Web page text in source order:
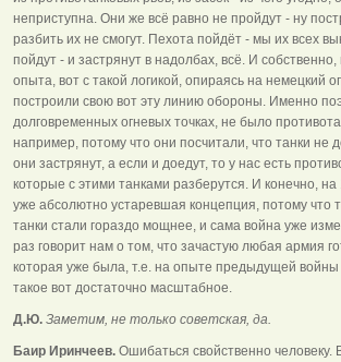
неприступна. Они же всё равно не пройдут - ну
разбить их не смогут. Пехота пойдёт - мы их всех
пойдут - и застрянут в надолбах, всё. И собственно,
опыта, вот с такой логикой, опираясь на немецкий
построили свою вот эту линию обороны. Именно
долговременных огневых точках, не было
например, потому что они посчитали, что танки не
они застрянут, а если и доедут, то у нас есть
которые с этими танками разберутся. И конечно,
уже абсолютно устаревшая концепция, потому что
танки стали гораздо мощнее, и сама война уже
раз говорит нам о том, что зачастую любая армия
которая уже была, т.е. на опыте предыдущей войны
такое вот достаточно масштабное.
Д.Ю. Заметим, не только советская, да.
Баир Иринчеев. Ошибаться свойственно